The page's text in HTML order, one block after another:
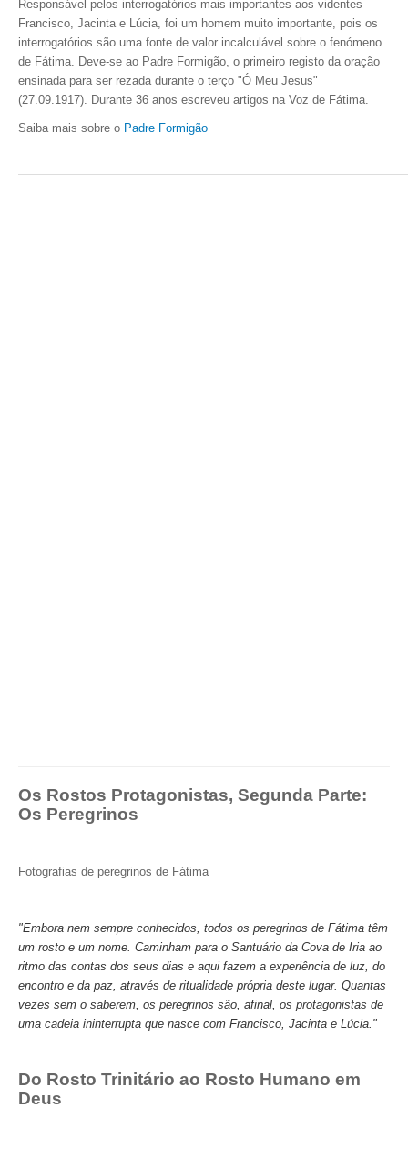
Responsável pelos interrogatórios mais importantes aos videntes
Francisco, Jacinta e Lúcia, foi um homem muito importante, pois os
interrogatórios são uma fonte de valor incalculável sobre o fenómeno
de Fátima. Deve-se ao Padre Formigão, o primeiro registo da oração
ensinada para ser rezada durante o terço "Ó Meu Jesus"
(27.09.1917). Durante 36 anos escreveu artigos na Voz de Fátima.
Saiba mais sobre o Padre Formigão
Os Rostos Protagonistas, Segunda Parte:
Os Peregrinos
Fotografias de peregrinos de Fátima
"Embora nem sempre conhecidos, todos os peregrinos de Fátima têm
um rosto e um nome. Caminham para o Santuário da Cova de Iria ao
ritmo das contas dos seus dias e aqui fazem a experiência de luz, do
encontro e da paz, através de ritualidade própria deste lugar. Quantas
vezes sem o saberem, os peregrinos são, afinal, os protagonistas de
uma cadeia ininterrupta que nasce com Francisco, Jacinta e Lúcia."
Do Rosto Trinitário ao Rosto Humano em
Deus